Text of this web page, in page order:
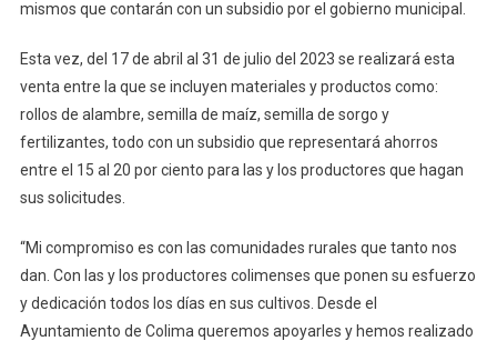
Bajo
mismos que contarán con un subsidio por el gobierno municipal.
Esta vez, del 17 de abril al 31 de julio del 2023 se realizará esta
venta entre la que se incluyen materiales y productos como:
rollos de alambre, semilla de maíz, semilla de sorgo y
fertilizantes, todo con un subsidio que representará ahorros
entre el 15 al 20 por ciento para las y los productores que hagan
sus solicitudes.
“Mi compromiso es con las comunidades rurales que tanto nos
dan. Con las y los productores colimenses que ponen su esfuerzo
y dedicación todos los días en sus cultivos. Desde el
Ayuntamiento de Colima queremos apoyarles y hemos realizado